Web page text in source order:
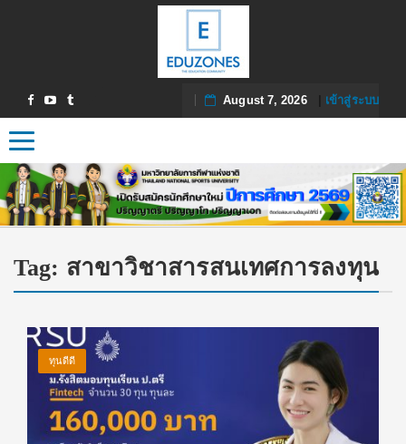
August 7, 2026| เข้าสู่ระบบ
Toggle navigation
Tag: สาขาวิชาสารสนเทศการลงทุน
ทุนดีดี